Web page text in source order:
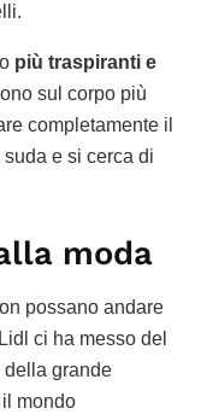
più traspiranti e
sul corpo più
completamente il
e si cerca di
moda
possano andare
ci ha messo del
della grande
mondo